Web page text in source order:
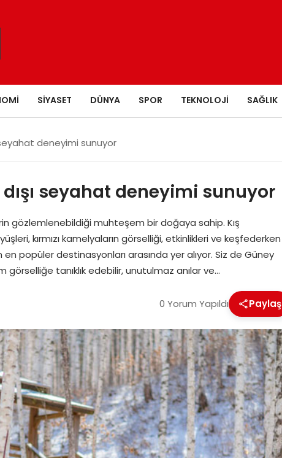
SIYASET DÜNYA SPOR TEKNOLOJI SAĞLIK
seyahat deneyimi sunuyor
seyahat deneyimi sunuyor
gözlemlenebildiği muhteşem bir doğaya sahip. Kış
kırmızı kamelyaların görselliği, etkinlikleri ve keşfederken
popüler destinasyonları arasında yer alıyor. Siz de Güney
tanıklık edebilir, unutulmaz anılar ve…
0 Yorum Yapıldı Paylaş